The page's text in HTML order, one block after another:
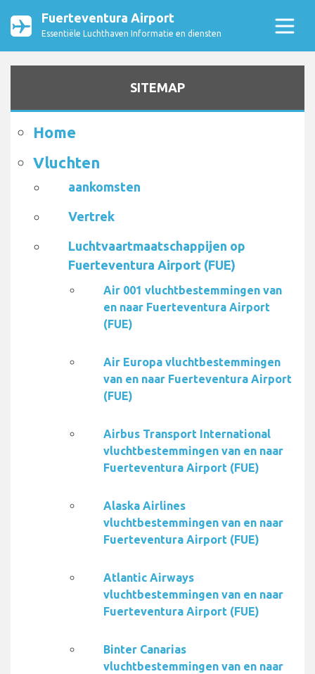
Fuerteventura Airport
Essentiële Luchthaven Informatie en diensten
SITEMAP
Home
Vluchten
aankomsten
Vertrek
Luchtvaartmaatschappijen op
Fuerteventura Airport (FUE)
Air 001 vluchtbestemmingen van
en naar Fuerteventura Airport
(FUE)
Air Europa vluchtbestemmingen
van en naar Fuerteventura Airport
(FUE)
Airbus Transport International
vluchtbestemmingen van en naar
Fuerteventura Airport (FUE)
Alaska Airlines
vluchtbestemmingen van en naar
Fuerteventura Airport (FUE)
Atlantic Airways
vluchtbestemmingen van en naar
Fuerteventura Airport (FUE)
Binter Canarias
vluchtbestemmingen van en naar